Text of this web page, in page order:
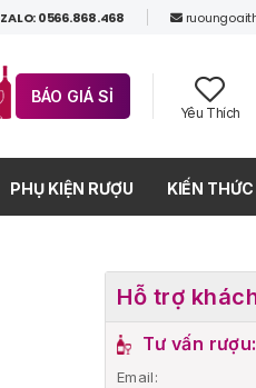
ZALO: 0566.868.468
BÁO GIÁ SỈ
Yêu Thích
PHỤ KIỆN RƯỢU KIẾN THỨC
Hỗ trợ
Tư vấn rượu:
Email: